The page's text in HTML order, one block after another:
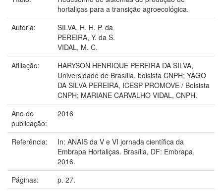
hortaliças para a transição agroecológica.
Autoria:
SILVA, H. H. P. da
PEREIRA, Y. da S.
VIDAL, M. C.
Afiliação:
HARYSON HENRIQUE PEREIRA DA SILVA,
Universidade de Brasília, bolsista CNPH; YAGO
DA SILVA PEREIRA, ICESP PROMOVE / Bolsista
CNPH; MARIANE CARVALHO VIDAL, CNPH.
Ano de
publicação:
2016
Referência:
In: ANAIS da V e VI jornada científica da
Embrapa Hortaliças. Brasília, DF: Embrapa,
2016.
Páginas:
p. 27.